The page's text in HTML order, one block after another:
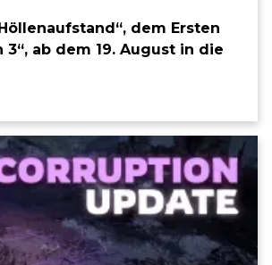
dem Ersten
3“, ab dem 19. August in die